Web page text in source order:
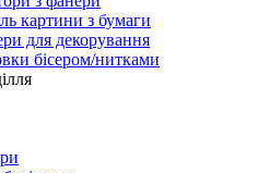
картини з бумаги
для декорування
бісером/нитками